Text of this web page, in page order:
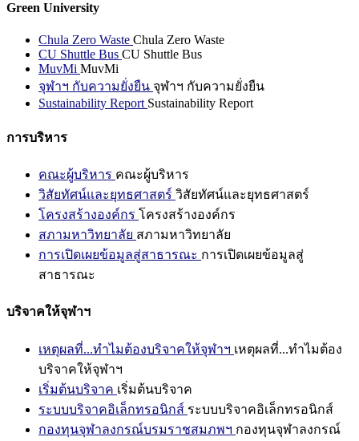
Green University
Chula Zero Waste Chula Zero Waste
CU Shuttle Bus CU Shuttle Bus
MuvMi MuvMi
จุฬาฯ กับความยั่งยืน จุฬาฯ กับความยั่งยืน
Sustainability Report Sustainability Report
การบริหาร
คณะผู้บริหาร คณะผู้บริหาร
วิสัยทัศน์และยุทธศาสตร์ วิสัยทัศน์และยุทธศาสตร์
โครงสร้างองค์กร โครงสร้างองค์กร
สภามหาวิทยาลัย สภามหาวิทยาลัย
การเปิดเผยข้อมูลสู่สาธารณะ การเปิดเผยข้อมูลสู่
สาธารณะ
บริจาคให้จุฬาฯ
เหตุผลที่...ทำไมต้องบริจาคให้จุฬาฯ เหตุผลที่...ทำไมต้อง
บริจาคให้จุฬาฯ
เริ่มต้นบริจาค เริ่มต้นบริจาค
ระบบบริจาคอิเล็กทรอนิกส์ ระบบบริจาคอิเล็กทรอนิกส์
กองทุนจุฬาลงกรณ์บรมราชสมภพฯ กองทุนจุฬาลงกรณ์